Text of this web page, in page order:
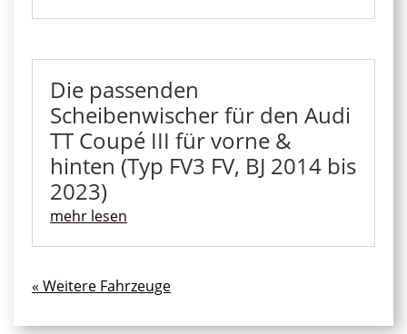
Die passenden
Scheibenwischer für den Audi
TT Coupé III für vorne &
hinten (Typ FV3 FV, BJ 2014 bis
2023)
mehr lesen